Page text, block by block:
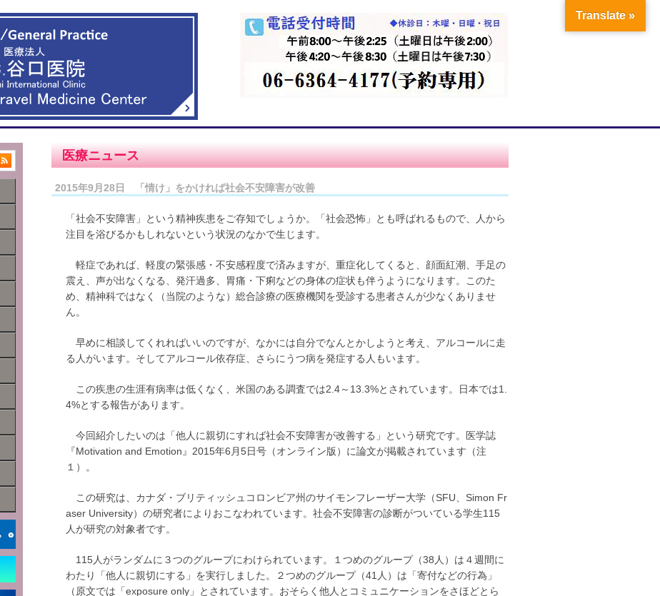
医療ニュース
2015年9月28日 「情け」をかければ社会不安障害が改善
「社会不安障害」という精神疾患をご存知でしょうか。「社会恐怖」とも呼ばれるもので、人から
注目を浴びるかもしれないという状況のなかで生じます。
軽症であれば、軽度の緊張感・不安感程度で済みますが、重症化してくると、顔面紅潮、手足の
震え、声が出なくなる、発汗過多、胃痛・下痢などの身体の症状も伴うようになります。このた
め、精神科ではなく（当院のような）総合診療の医療機関を受診する患者さんが少なくありませ
ん。
早めに相談してくれればいいのですが、なかには自分でなんとかしようと考え、アルコールに走
る人がいます。そしてアルコール依存症、さらにうつ病を発症する人もいます。
この疾患の生涯有病率は低くなく、米国のある調査では2.4～13.3%とされています。日本では1.
4%とする報告があります。
今回紹介したいのは「他人に親切にすれば社会不安障害が改善する」という研究です。医学誌
『Motivation and Emotion』2015年6月5日号（オンライン版）に論文が掲載されています（注
１）。
この研究は、カナダ・ブリティッシュコロンビア州のサイモンフレーザー大学（SFU、Simon Fr
aser University）の研究者によりおこなわれています。社会不安障害の診断がついている学生115
人が研究の対象者です。
115人がランダムに３つのグループにわけられています。１つめのグループ（38人）は４週間に
わたり「他人に親切にする」を実行しました。２つめのグループ（41人）は「寄付などの行為」
（原文では「exposure only」とされています。おそらく他人とコミュニケーションをさほどとら
Translate »